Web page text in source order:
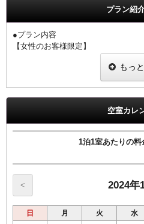
プラン紹
●プラン内容
【女性のお客様限定】
・当プランでご予約のお客様には選
※男性のお客様はご予約いただけま
◆個別空調システム
◆Wi-Fi接続・有線LAN接続のインタ
◆消臭除菌スプレー設置
◆加湿機能付空気清浄機
◆枕元USBコンセント
もっ
空室カレ
1泊1室あたりの料
< 2024年
日 月 火 水